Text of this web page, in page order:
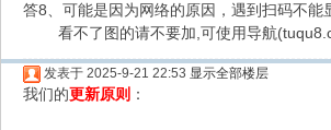
答8、可能是因为网络的原因，遇到扫码不能
看不了图的请不要加,可使用导航
发表于 2025-9-21 22:53 显示全部楼层
我们的更新原则 ：